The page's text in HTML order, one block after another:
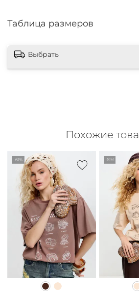
Таблица размеров
Выбрать
Похожие
-61%
" class="js-prevent-
-61%
" class="js-